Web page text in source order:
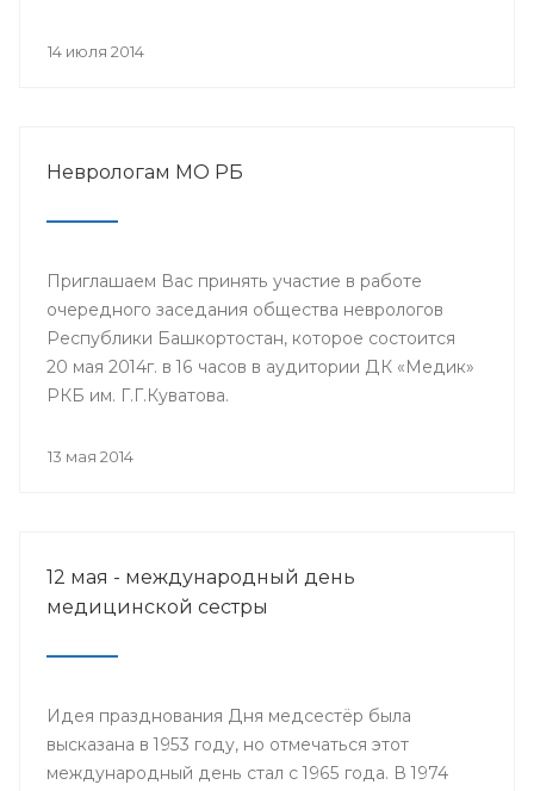
университетской клиники Лондона.
14 июля 2014
Неврологам МО РБ
Приглашаем Вас принять участие в работе
очередного заседания общества неврологов
Республики Башкортостан, которое состоится
20 мая 2014г. в 16 часов в аудитории ДК «Медик»
РКБ им. Г.Г.Куватова.
13 мая 2014
12 мая - международный день
медицинской сестры
Идея празднования Дня медсестёр была
высказана в 1953 году, но отмечаться этот
международный день стал с 1965 года. В 1974